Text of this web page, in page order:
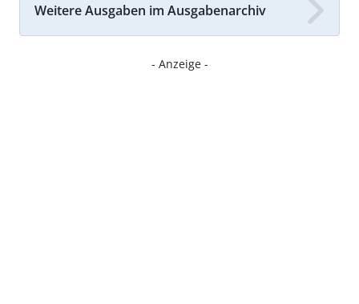
Weitere Ausgaben im Ausgabenarchiv
- Anzeige -